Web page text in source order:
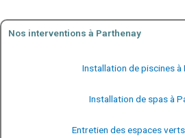
Nos interventions à Parthenay
Installation de piscines à
Installation de spas à
Entretien des espaces